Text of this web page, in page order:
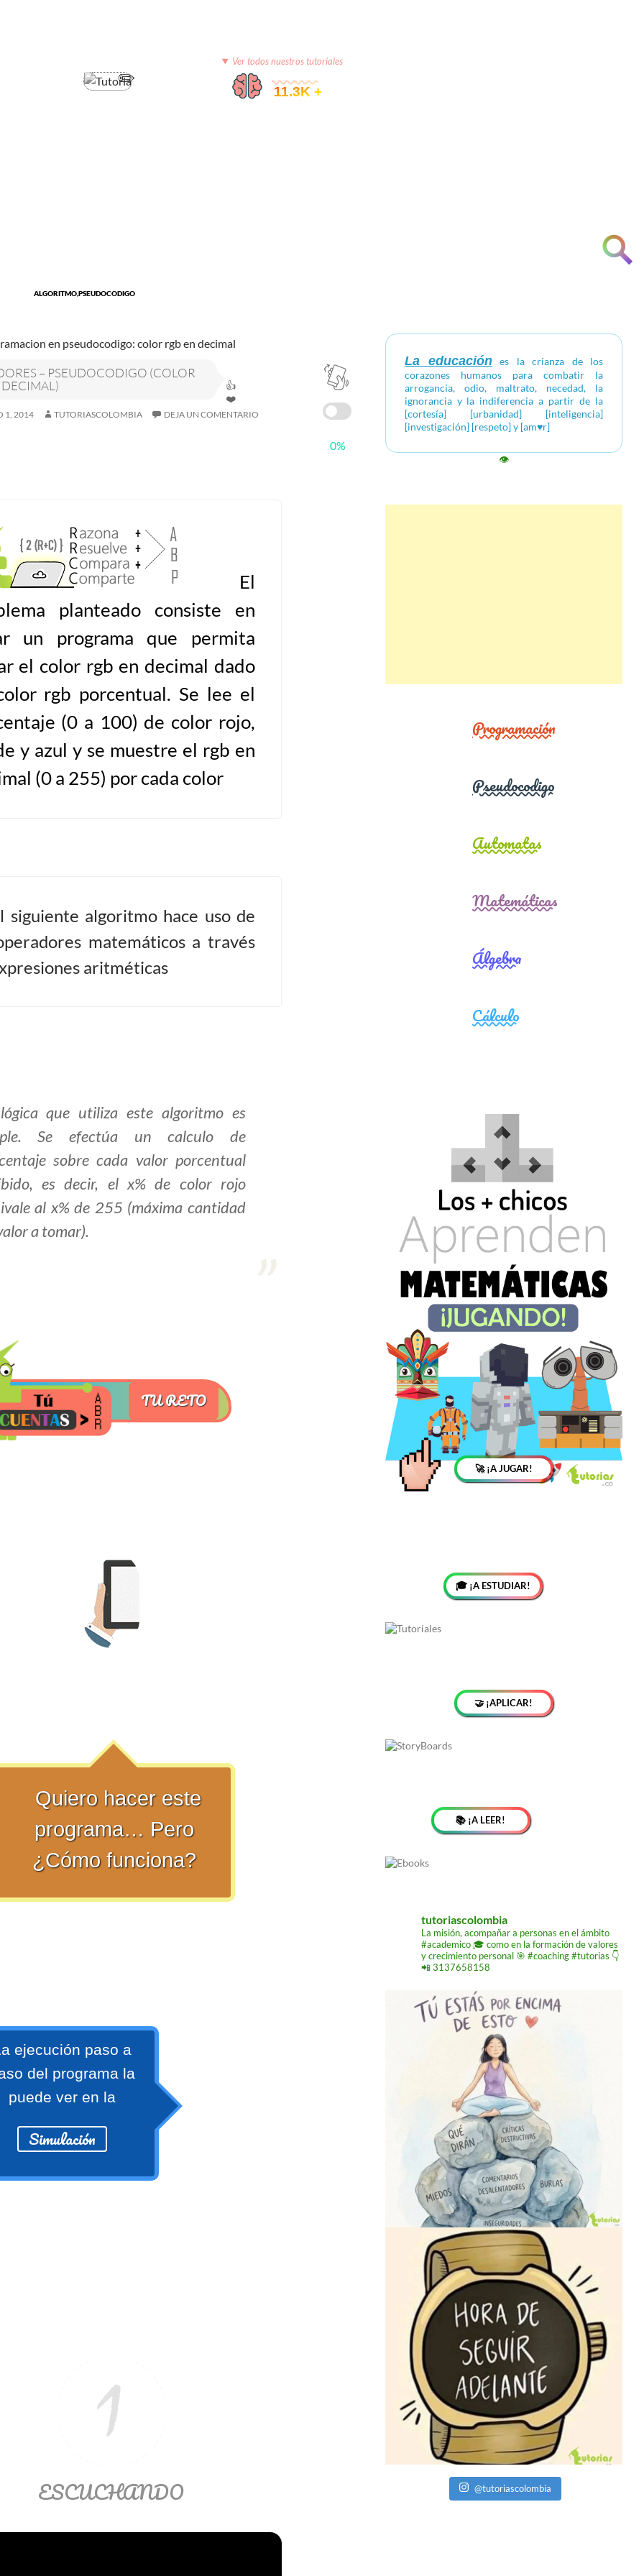
0%
Ver todos nuestros tutoriales
© 11.3K +
ALGORITMO,PSEUDOCODIGO
– PSEUDOCODIGO (COLOR
DECIMAL)
1, 2014 TUTORIASCOLOMBIA DEJA UN COMENTARIO
El
planteado consiste en
un programa que permita
el color rgb en decimal dado
rgb porcentual. Se lee el
(0 a 100) de color rojo,
y azul y se muestre el rgb en
(0 a 255) por cada color
siguiente algoritmo hace uso de
matemáticos a través
aritméticas
que utiliza este algoritmo es
Se efectúa un calculo de
sobre cada valor porcentual
es decir, el x% de color rojo
al x% de 255 (máxima cantidad
a tomar).
TU RETO
Quiero hacer este
programa… Pero
¿Cómo funciona?
ejecución paso a
del programa la
puede ver en la
Simulación
ESCUCHANDO
La educación es la crianza de los
corazones humanos para combatir la
arrogancia, odio, maltrato, necedad, la
ignorancia y la indiferencia a partir de la
[cortesía] [urbanidad] [inteligencia]
[investigación] [respeto] y [am♥r]
👁
🚀 ¡A JUGAR!
🎓 ¡A ESTUDIAR!
🤝 ¡APLICAR!
📚 ¡A LEER!
tutoriascolombia
La misión, acompañar a personas en el ámbito
#academico 🎓 como en la formación devalores
y crecimientopersonal 🎯 #coaching #tutorias 👇
📲 3137658158
@tutoriascolombia